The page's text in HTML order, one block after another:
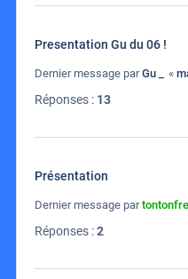
Presentation Gu du 06 !
Dernier message parGu _ «
Réponses : 13
Présentation
Dernier message par
Réponses :2